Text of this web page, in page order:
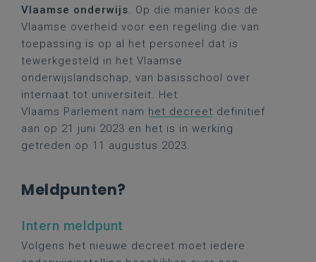
Vlaamse onderwijs. Op die manier koos de
Vlaamse overheid voor een regeling die van
toepassing is op al het personeel dat is
tewerkgesteld in het Vlaamse
onderwijslandschap, van basisschool over
internaat tot universiteit. Het
Vlaams Parlement nam het decreet definitief
aan op 21 juni 2023 en het is in werking
getreden op 11 augustus 2023.
Meldpunten?
Intern meldpunt
Volgens het nieuwe decreet moet iedere